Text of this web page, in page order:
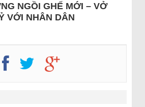
NGỒI GHẾ MỚI – VỞ
VỚI NHÂN DÂN